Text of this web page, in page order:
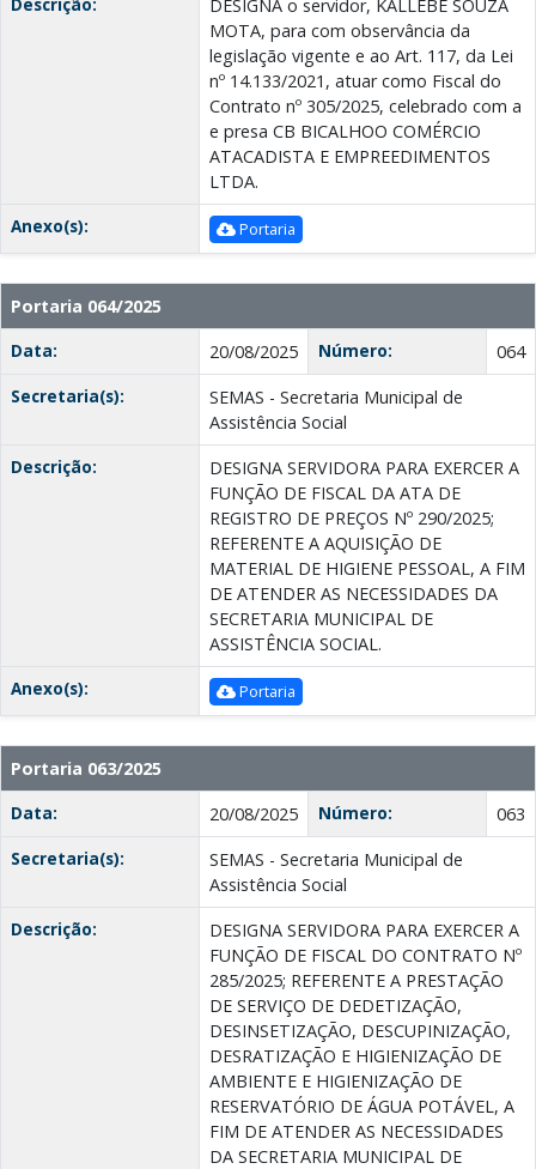
DESIGNA o servidor, KALLEBE SOUZA
MOTA, para com observância da
legislação vigente e ao Art. 117, da Lei
nº 14.133/2021, atuar como Fiscal do
Contrato nº 305/2025, celebrado com a
e presa CB BICALHOО COMÉRCIO
ATACADISTA E EMPREEDIMENTOS
LTDA.
Anexo(s):
Portaria
Portaria 064/2025
Data:
20/08/2025 Número:
064
Secretaria(s):
SEMAS - Secretaria Municipal de
Assistência Social
Descrição:
DESIGNA SERVIDORA PARA EXERCER A
FUNÇÃO DE FISCAL DA ATA DE
REGISTRO DE PREÇOS Nº 290/2025;
REFERENTE A AQUISIÇÃO DE
MATERIAL DE HIGIENE PESSOAL, A FIM
DE ATENDER AS NECESSIDADES DA
SECRETARIA MUNICIPAL DE
ASSISTÊNCIA SOCIAL.
Anexo(s):
Portaria
Portaria 063/2025
Data:
20/08/2025 Número:
063
Secretaria(s):
SEMAS - Secretaria Municipal de
Assistência Social
Descrição:
DESIGNA SERVIDORA PARA EXERCER A
FUNÇÃO DE FISCAL DO CONTRATO Nº
285/2025; REFERENTE A PRESTAÇÃO
DE SERVIÇO DE DEDETIZAÇÃO,
DESINSETIZAÇÃO, DESCUPINIZAÇÃO,
DESRATIZAÇÃO E HIGIENIZAÇÃO DE
AMBIENTE E HIGIENIZAÇÃO DE
RESERVATÓRIO DE ÁGUA POTÁVEL, A
FIM DE ATENDER AS NECESSIDADES
DA SECRETARIA MUNICIPAL DE